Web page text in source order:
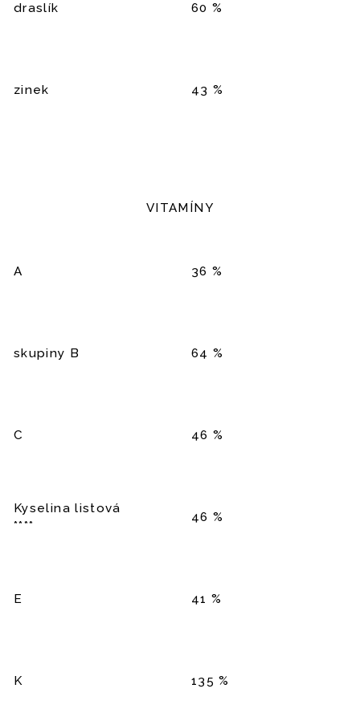
draslík 60 %
zinek 43 %
VITAMÍNY
A 36 %
skupiny B 64 %
C 46 %
Kyselina listová
****
46 %
E 41 %
K 135 %